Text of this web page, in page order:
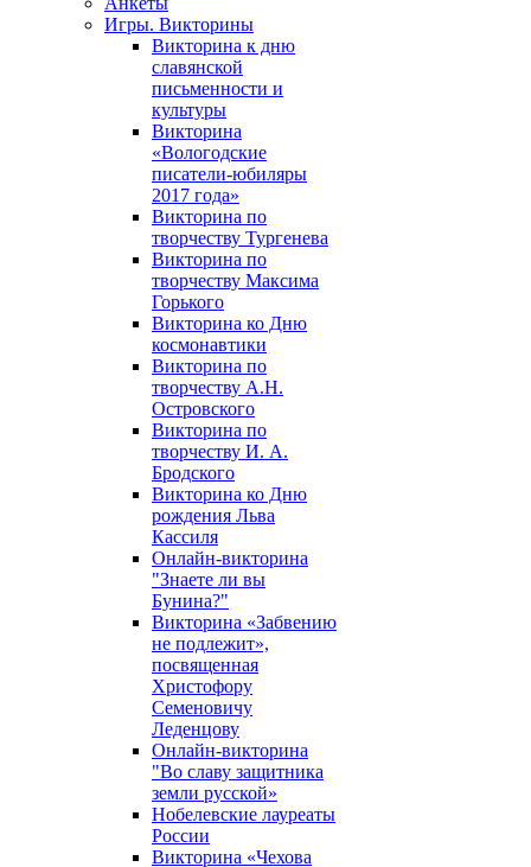
Игры. Викторины
Викторина к дню
славянской
письменности и
культуры
Викторина
«Вологодские
писатели-юбиляры
2017 года»
Викторина по
творчеству Тургенева
Викторина по
творчеству Максима
Горького
Викторина ко Дню
космонавтики
Викторина по
творчеству А.Н.
Островского
Викторина по
творчеству И. А.
Бродского
Викторина ко Дню
рождения Льва
Кассиля
Онлайн-викторина
"Знаете ли вы
Бунина?"
Викторина «Забвению
не подлежит»,
посвященная
Христофору
Семеновичу
Леденцову
Онлайн-викторина
"Во славу защитника
земли русской»
Нобелевские лауреаты
России
Викторина «Чехова